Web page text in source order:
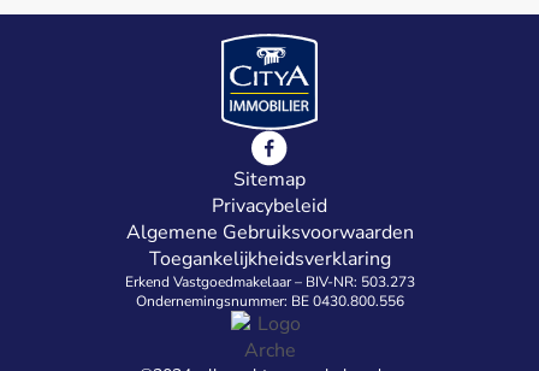
Sitemap
Privacybeleid
Algemene Gebruiksvoorwaarden
Toegankelijkheidsverklaring
Erkend Vastgoedmakelaar – BIV-NR: 503.273
Ondernemingsnummer: BE 0430.800.556